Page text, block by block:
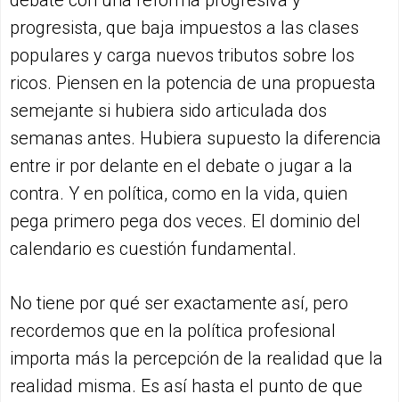
progresista, que baja impuestos a las clases
populares y carga nuevos tributos sobre los
ricos. Piensen en la potencia de una propuesta
semejante si hubiera sido articulada dos
semanas antes. Hubiera supuesto la diferencia
entre ir por delante en el debate o jugar a la
contra. Y en política, como en la vida, quien
pega primero pega dos veces. El dominio del
calendario es cuestión fundamental.
No tiene por qué ser exactamente así, pero
recordemos que en la política profesional
importa más la percepción de la realidad que la
realidad misma. Es así hasta el punto de que